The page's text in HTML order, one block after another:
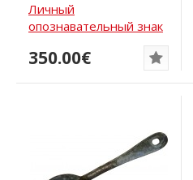
Личный
опознавательный знак
350.00€